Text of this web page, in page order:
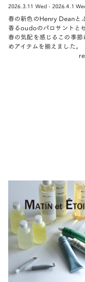
2026.3.11 Wed - 2026.4.1
春の新色のHenry Deanと
香るoudoのパロサントとセ
春の気配を感じるこの季節
めアイテムを揃えました。